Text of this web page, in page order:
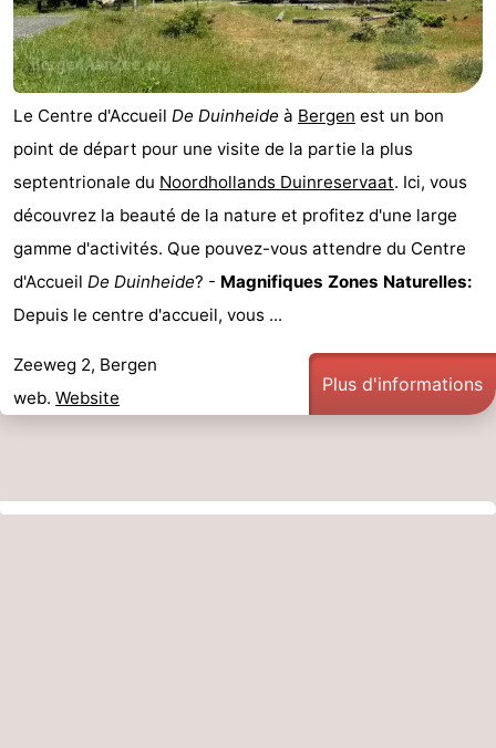
Le Centre d'Accueil De Duinheide à Bergen est un bon
point de départ pour une visite de la partie la plus
septentrionale du Noordhollands Duinreservaat. Ici, vous
découvrez la beauté de la nature et profitez d'une large
gamme d'activités. Que pouvez-vous attendre du Centre
d'Accueil De Duinheide? - Magnifiques Zones Naturelles:
Depuis le centre d'accueil, vous ...
Zeeweg 2, Bergen
web. Website
Plus d'informations